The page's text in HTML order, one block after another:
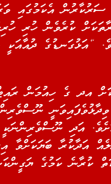
ސަރުކާރުން އެކަމުގައި
ކުރެވެން ހުރި
“އަޅުގަނޑުގެ
އދ ގެ ހިއުމަން
އަދި ނޫސްވެރިންނަކީ
އަދާކުރާ ބަޔަކަށްވާ
ކުރާނެ ކަމުގެ